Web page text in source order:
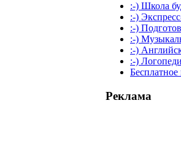
:-) Школа
:-)
:-)
:-)
:-)
:-)
Бесплатное
Реклама